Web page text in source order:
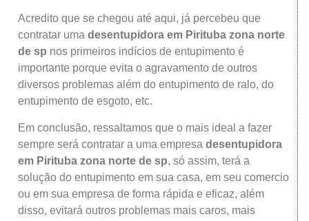
Acredito que se chegou até aqui, já percebeu que
contratar uma desentupidora em Pirituba zona norte
de sp nos primeiros indícios de entupimento é
importante porque evita o agravamento de outros
diversos problemas além do entupimento de ralo, do
entupimento de esgoto, etc.
Em conclusão, ressaltamos que o mais ideal a fazer
sempre será contratar a uma empresa desentupidora
em Pirituba zona norte de sp, só assim, terá a
solução do entupimento em sua casa, em seu comercio
ou em sua empresa de forma rápida e eficaz, além
disso, evitará outros problemas mais caros, mais